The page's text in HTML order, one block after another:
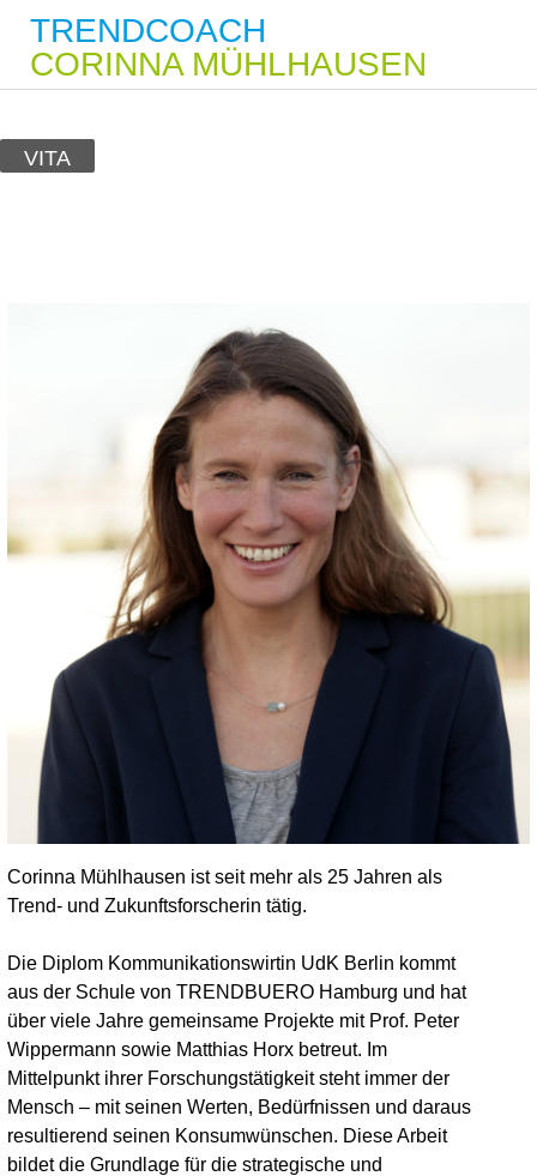
TRENDCOACH
CORINNA MÜHLHAUSEN
VITA
Corinna Mühlhausen ist seit mehr als 25 Jahren als
Trend- und Zukunftsforscherin tätig.
Die Diplom Kommunikationswirtin UdK Berlin kommt
aus der Schule von TRENDBUERO Hamburg und hat
über viele Jahre gemeinsame Projekte mit Prof. Peter
Wippermann sowie Matthias Horx betreut. Im
Mittelpunkt ihrer Forschungstätigkeit steht immer der
Mensch – mit seinen Werten, Bedürfnissen und daraus
resultierend seinen Konsumwünschen. Diese Arbeit
bildet die Grundlage für die strategische und